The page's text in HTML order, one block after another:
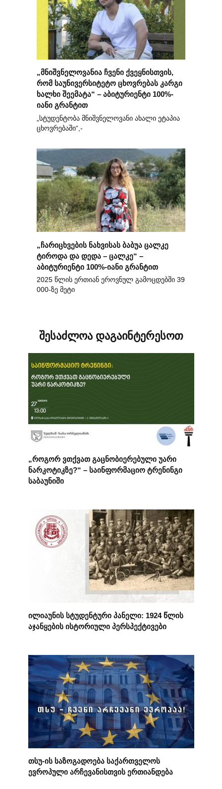
„მნიშვნელოვანია ჩვენი ქვეყნისთვის,
რომ საუნივერსიტეტო ცხოვრებას კარგი
ხალხი შეემატა“ – აბიტურიენტი 100%-
იანი გრანტით
„სტუდენტობა მნიშვნელოვანი ახალი ეტაპია
ცხოვრებაში“,-
„ჩარიცხვების ნახვისას ბაბუა ცალკე
ტიროდა და დედა – ცალკე“ –
აბიტურიენტი 100%-იანი გრანტით
2025 წლის ერთიან ეროვნულ გამოცდებში 39
000-ზე მეტი
შესაძლოა დაგაინტერესოთ
„როგორ ვთქვათ გაცნობიერებული უარი
ნარკოტიკზე?“ – საინფორმაციო ტრენინგი
საბაუნიში
ილიაუნის სტუდენტური პანელი: 1924 წლის
აჯანყების ისტორიული პერსპექტივები
თსუ-ის საზოგადოება საქართველოს
ევროპული არჩევანისთვის ერთიანდება